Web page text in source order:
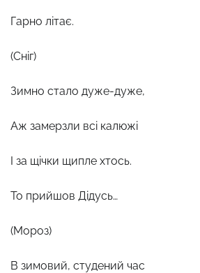
Гарно літає.
(Сніг)
Зимно стало дуже-дуже,
Аж замерзли всі калюжі
І за щічки щипле хтось.
То прийшов Дідусь…
(Мороз)
В зимовий, студений час